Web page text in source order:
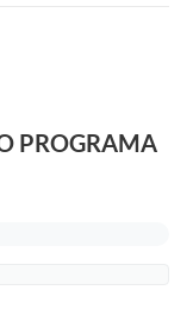
PROGRAMA